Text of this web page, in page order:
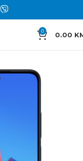
0 0.00